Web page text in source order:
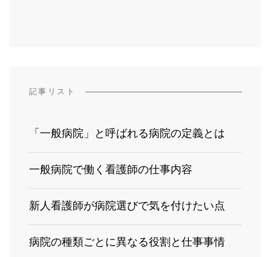
記事リスト
「一般病院」と呼ばれる病院の定義とは
一般病院で働く看護師の仕事内容
新人看護師が病院選びで気を付けたい点
病院の種類ごとに異なる役割と仕事事情